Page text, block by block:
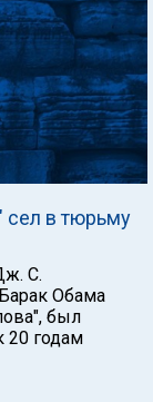
сел в тюрьму
С.
Обама
был
20 годам